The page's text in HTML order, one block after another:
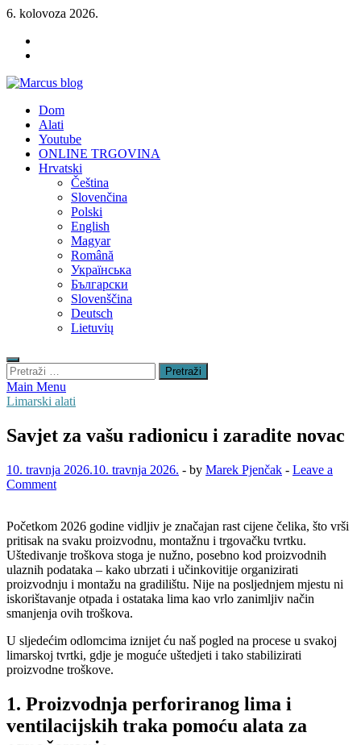
Skip
content
6. kolovoza 2026.
NÁRADIE
Marcus blog
Stavebné profily, náradie, izolácie
Dom
Alati
Youtube
ONLINE TRGOVINA
Hrvatski
Čeština
Slovenčina
Polski
English
Magyar
Română
Українська
Български
Slovenščina
Deutsch
Lietuvių
Pretraži:
Main Menu
Limarski alati
Savjet za vašu radionicu i zaradite novac
10. travnja 2026.10. travnja 2026. - by Marek Pjenčak - Leave a
Comment
Početkom 2026 godine vidljiv je značajan rast cijene čelika, što vrši
pritisak na svaku proizvodnu, montažnu i trgovačku tvrtku.
Uštedivanje troškova stoga je nužno, posebno kod proizvodnih
ulaznih podataka – kako ubrzati i učinkovitije organizirati
proizvodnju i montažu na gradilištu. Nije na posljednjem mjestu ni
iskorištavanje otpada i ostataka lima kao vrlo zanimljiv način
smanjenja ovih troškova.
U sljedećim odlomcima iznijet ću naš pogled na procese u svakoj
limarskoj tvrtki, gdje je moguće uštedjeti i tako stabilizirati
proizvodne troškove.
1. Proizvodnja perforiranog lima i
ventilacijskih traka pomoću alata za